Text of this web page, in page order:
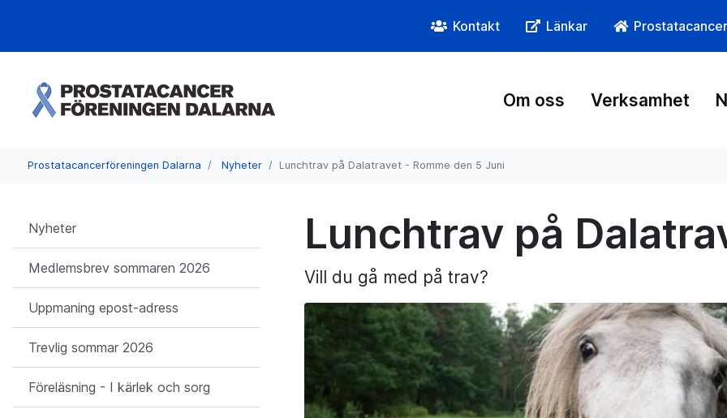
Kontakt Länkar
Om oss Verksamhet
Prostatacancerföreningen Dalarna Nyheter Lunchtrav på Dalatravet - Romme den 5 Juni
Nyheter
Medlemsbrev sommaren 2026
Uppmaning epost-adress
Trevlig sommar 2026
Föreläsning - I kärlek och sorg
Lunchtrav på
Vill du gå med på trav?